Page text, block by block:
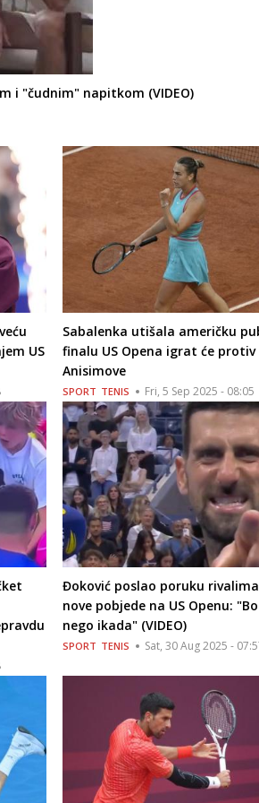
i "čudnim" napitkom (VIDEO)
US
Sabalenka utišala američku
finalu US Opena igrat će protiv
Anisimove
SPORT TENIS Fri, 5 Sep 2025 - 08:05
Đoković poslao poruku
nove pobjede na US Openu:
nego ikada" (VIDEO)
SPORT TENIS Sat, 30 Aug 2025 -